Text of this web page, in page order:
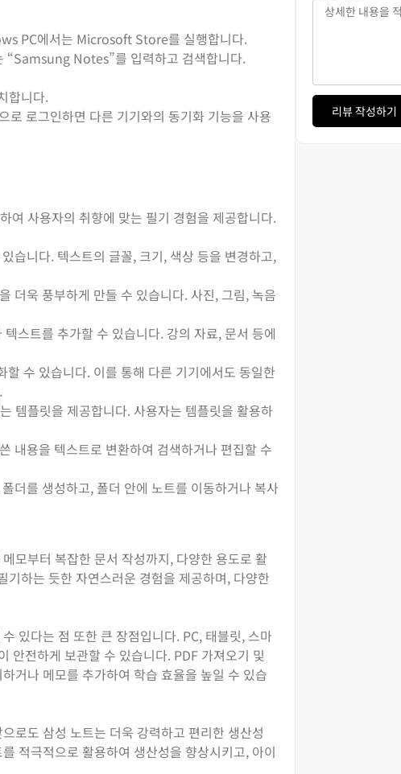
PC에서는 Microsoft Store를 실행합니다.
Notes”를 입력하고 검색합니다.
합니다.
로 로그인하면 다른 기기와의 동기화 기능을 사용
여 사용자의 취향에 맞는 필기 경험을 제공합니다.
습니다. 텍스트의 글꼴, 크기, 색상 등을 변경하고,
더욱 풍부하게 만들 수 있습니다. 사진, 그림, 녹음
스트를 추가할 수 있습니다. 강의 자료, 문서 등에
수 있습니다. 이를 통해 다른 기기에서도 동일한
템플릿을 제공합니다. 사용자는 템플릿을 활용하
내용을 텍스트로 변환하여 검색하거나 편집할 수
더를 생성하고, 폴더 안에 노트를 이동하거나 복사
모부터 복잡한 문서 작성까지, 다양한 용도로 활
하는 듯한 자연스러운 경험을 제공하며, 다양한
있다는 점 또한 큰 장점입니다. PC, 태블릿, 스마
안전하게 보관할 수 있습니다. PDF 가져오기 및
거나 메모를 추가하여 학습 효율을 높일 수 있습
로도 삼성 노트는 더욱 강력하고 편리한 생산성
적극적으로 활용하여 생산성을 향상시키고, 아이
리뷰 작성하기